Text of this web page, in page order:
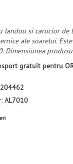
landou si carucior de
ale soarelui.
Dimensiunea
gratuit pentru
AL7010